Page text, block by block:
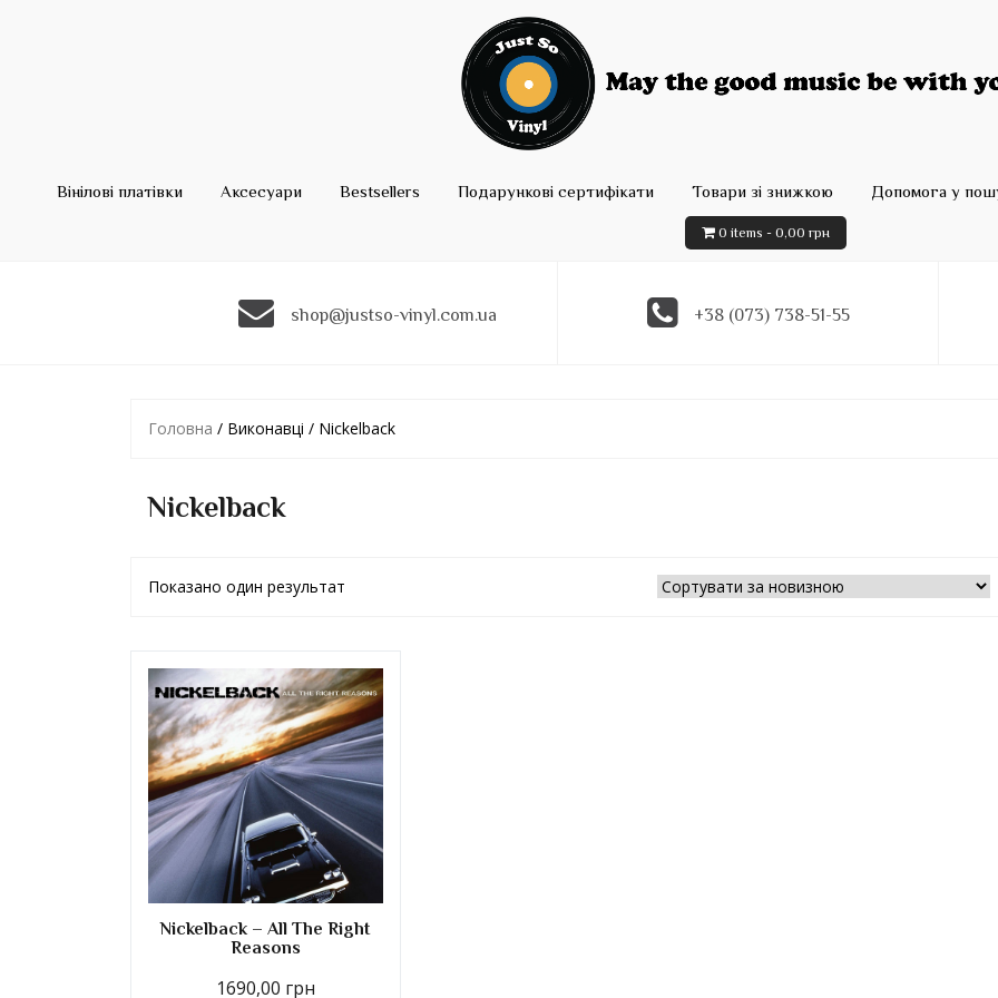
Вінілові платівки Аксесуари Bestsellers Подарункові сертифікати Товари зі знижкою Допомога у
0 items - 0,00 грн
shop@justso-vinyl.com.ua +38 (073) 738-51-55
Головна / Виконавці / Nickelback
Nickelback
Показано один результат
Nickelback – All The Right
Reasons
1690,00 грн